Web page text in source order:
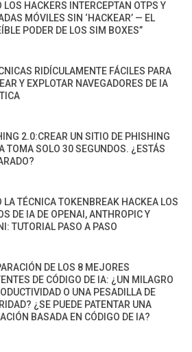
LOS HACKERS INTERCEPTAN OTPS Y
MÓVILES SIN ‘HACKEAR’ — EL
PODER DE LOS SIM BOXES”
RIDÍCULAMENTE FÁCILES PARA
Y EXPLOTAR NAVEGADORES DE IA
2.0:CREAR UN SITIO DE PHISHING
TOMA SOLO 30 SEGUNDOS. ¿ESTÁS
LA TÉCNICA TOKENBREAK HACKEA LOS
DE IA DE OPENAI, ANTHROPIC Y
TUTORIAL PASO A PASO
DE LOS 8 MEJORES
DE CÓDIGO DE IA: ¿UN MILAGRO
O UNA PESADILLA DE
¿SE PUEDE PATENTAR UNA
BASADA EN CÓDIGO DE IA?